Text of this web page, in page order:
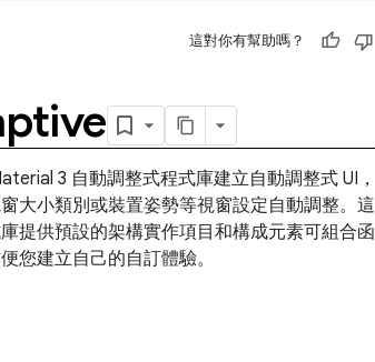
這對你有幫助嗎？
3 自動調整式程式庫建立自動調整式 UI，
大小類別或裝置姿勢等視窗設定自動調整。這
提供預設的架構實作項目和構成元素可組合函
您建立自己的自訂體驗。